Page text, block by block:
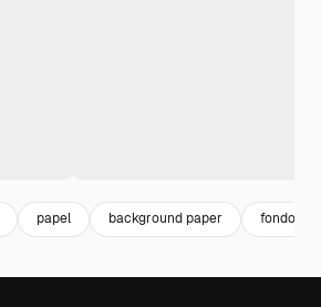
papel background paper fondo